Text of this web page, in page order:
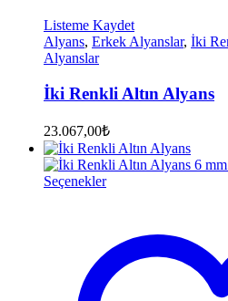
Listeme Kaydet
Alyans, Erkek Alyanslar, İki
Alyanslar
İki Renkli Altın Alyans
23.067,00₺
Seçenekler